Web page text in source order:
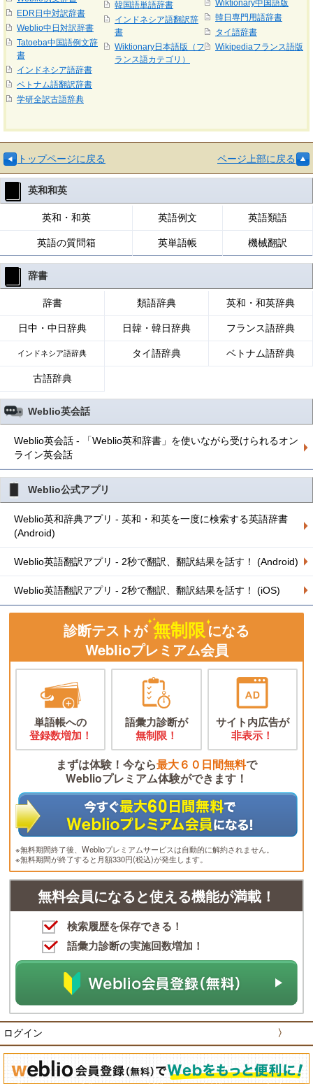
EDR日中対訳辞書
Weblio中日対訳辞書
Tatoeba中国語例文辞
書
インドネシア語辞書
ベトナム語翻訳辞書
学研全訳古語辞典
韓国語単語辞書
インドネシア語翻訳辞
書
Wiktionary日本語版（フ
ランス語カテゴリ）
Wiktionary中国語版
韓日専門用語辞書
タイ語辞書
Wikipediaフランス語版
トップページに戻る ページ上部に戻る
英和和英
英和・和英 英語例文 英語類語
英語の質問箱 英単語帳 機械翻訳
辞書
辞書 類語辞典 英和・和英辞典
日中・中日辞典 日韓・韓日辞典 フランス語辞典
インドネシア語辞典 タイ語辞典 ベトナム語辞典
古語辞典
Weblio英会話
Weblio英会話 - 「Weblio英和辞書」を使いながら受けられるオン
ライン英会話
Weblio公式アプリ
Weblio英和辞典アプリ - 英和・和英を一度に検索する英語辞書
(Android)
Weblio英語翻訳アプリ - 2秒で翻訳、翻訳結果を話す！ (Android)
Weblio英語翻訳アプリ - 2秒で翻訳、翻訳結果を話す！ (iOS)
診断テストが 無制限になる
Weblioプレミアム会員
単語帳への
登録数増加！
語彙力診断が
無制限！
サイト内広告が
非表示！
まずは体験！今なら最大６０日間無料で
Weblioプレミアム体験ができます！
※無料期間終了後、Weblioプレミアムサービスは自動的に解約されません。
※無料期間が終了すると月額330円(税込)が発生します。
無料会員になると使える機能が満載！
検索履歴を保存できる！
語彙力診断の実施回数増加！
ログイン 〉